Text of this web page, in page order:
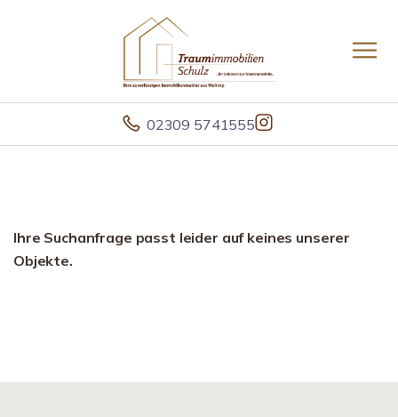
02309 5741555
Ihre Suchanfrage passt leider auf keines unserer
Objekte.